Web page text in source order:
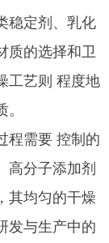
稳定剂、乳化
质的选择和卫
工艺则 程度地
程需要 控制的
高分子添加剂
其均匀的干燥
发与生产中的